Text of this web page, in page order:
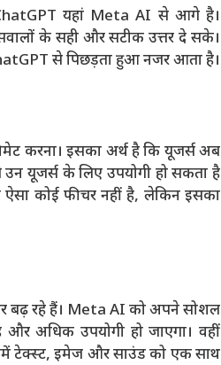
ChatGPT यहां Meta AI से आगे है।
के सही और सटीक उत्तर दे सके।
से पिछड़ता हुआ नजर आता है।
करना। इसका अर्थ है कि यूजर्स अब
यूजर्स के लिए उपयोगी हो सकता है
कोई फीचर नहीं है, लेकिन इसका
बढ़ रहे हैं। Meta AI को अपने सोशल
अधिक उपयोगी हो जाएगा। वहीं
टेक्स्ट, इमेज और साउंड को एक साथ